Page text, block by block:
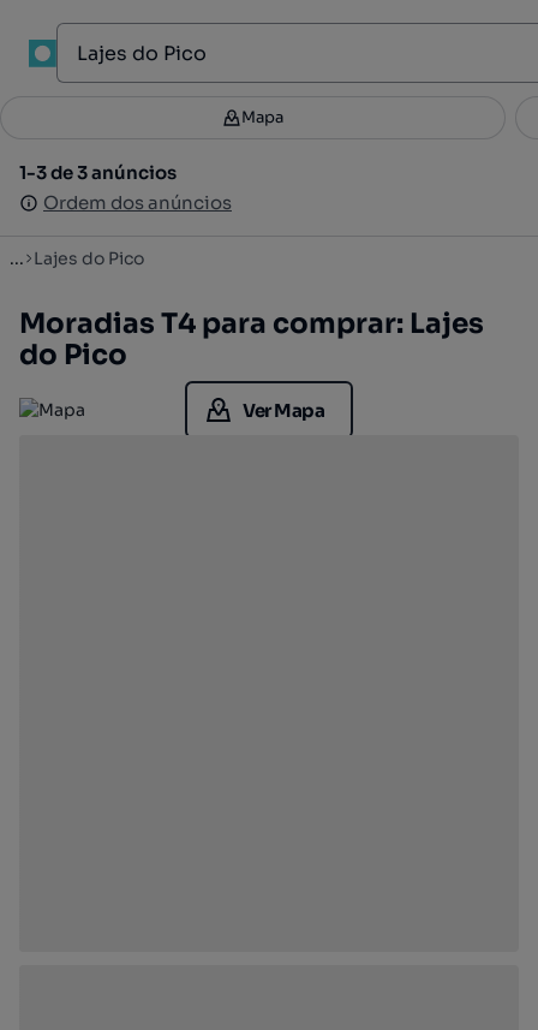
Filtros 3
1-3 de 3 anúncios
Ordem dos anúncios
Mapa
1-3 de 3 anúncios
Ordem dos anúncios
... Lajes do Pico
Moradias T4 para comprar: Lajes
do Pico
Ver Mapa